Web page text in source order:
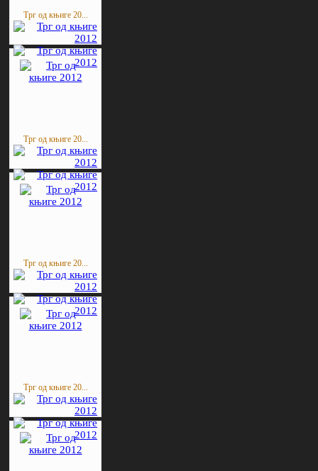
Трг од књиге 20...
Трг од књиге 20...
Трг од књиге 20...
Трг од књиге 20...